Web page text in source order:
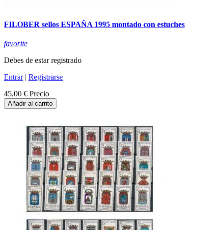
FILOBER sellos ESPAÑA 1995 montado con estuches
favorite
Debes de estar registrado
Entrar| Registrarse
45,00 € Precio
Añadir al carrito